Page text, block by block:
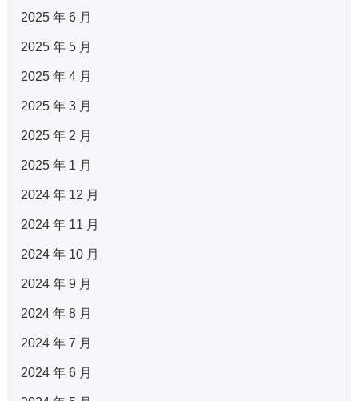
2025 年 6 月
2025 年 5 月
2025 年 4 月
2025 年 3 月
2025 年 2 月
2025 年 1 月
2024 年 12 月
2024 年 11 月
2024 年 10 月
2024 年 9 月
2024 年 8 月
2024 年 7 月
2024 年 6 月